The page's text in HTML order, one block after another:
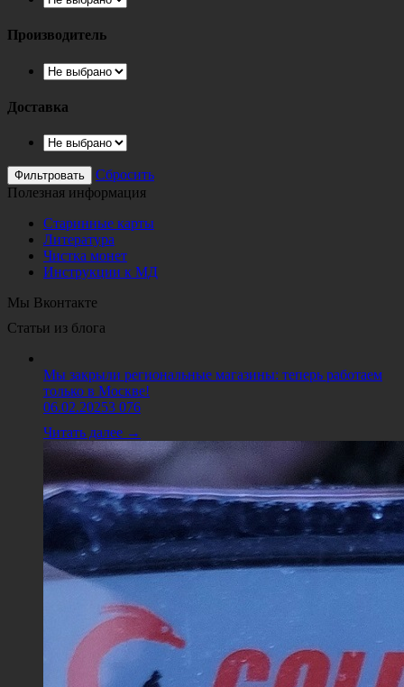
Производитель
Доставка
Сбросить
Полезная информация
Старинные карты
Литература
Чистка монет
Инструкции к МД
Мы Вконтакте
Статьи из блога
Мы закрыли региональные магазины: теперь работаем
только в Москве!
06.02.20253 076
Читать далее →